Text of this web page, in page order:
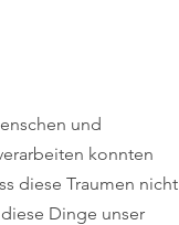
und
konnten
diese Traumen nicht
Dinge unser